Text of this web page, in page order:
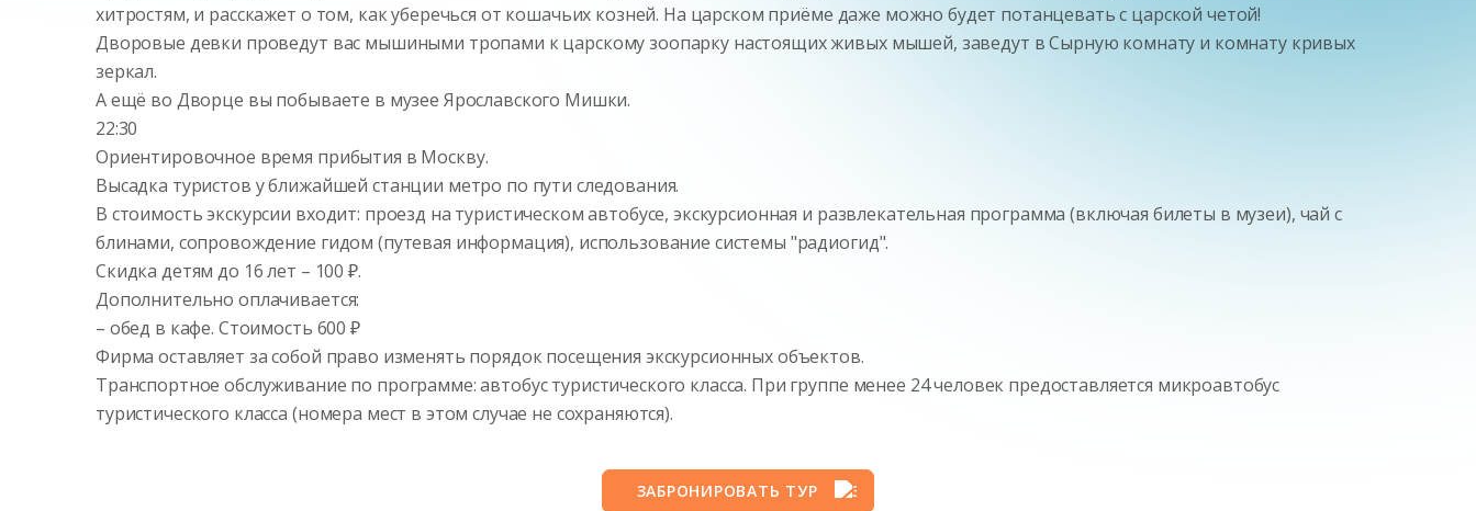
хитростям, и расскажет о том, как уберечься от кошачьих козней. На царском приёме даже можно будет потанцевать с царской четой!
Дворовые девки проведут вас мышиными тропами к царскому зоопарку настоящих живых мышей, заведут в Сырную комнату и комнату кривых
зеркал.
А ещё во Дворце вы побываете в музее Ярославского Мишки.
22:30
Ориентировочное время прибытия в Москву.
Высадка туристов у ближайшей станции метро по пути следования.
В стоимость экскурсии входит: проезд на туристическом автобусе, экскурсионная и развлекательная программа (включая билеты в музеи), чай с
блинами, сопровождение гидом (путевая информация), использование системы "радиогид".
Скидка детям до 16 лет – 100 ₽.
Дополнительно оплачивается:
– обед в кафе. Стоимость 600 ₽
Фирма оставляет за собой право изменять порядок посещения экскурсионных объектов.
Транспортное обслуживание по программе: автобус туристического класса. При группе менее 24 человек предоставляется микроавтобус
туристического класса (номера мест в этом случае не сохраняются).
ЗАБРОНИРОВАТЬ ТУР